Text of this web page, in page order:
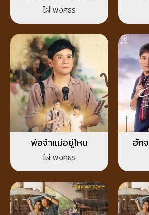
ไผ่ พงศธร
พ่อจ๋าแม่อยู่ไหน
ไผ่ พงศธร
ฮัก